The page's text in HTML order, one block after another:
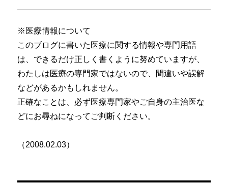
※医療情報について
このブログに書いた医療に関する情報や専門用語
は、できるだけ正しく書くように努めていますが、
わたしは医療の専門家ではないので、間違いや誤解
などがあるかもしれません。
正確なことは、必ず医療専門家やご自身の主治医な
どにお尋ねになってご判断ください。
（2008.02.03）